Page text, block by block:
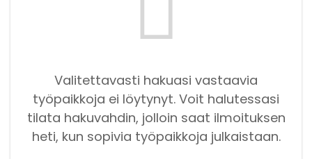
Valitettavasti hakuasi vastaavia
työpaikkoja ei löytynyt. Voit halutessasi
tilata hakuvahdin, jolloin saat ilmoituksen
heti, kun sopivia työpaikkoja julkaistaan.